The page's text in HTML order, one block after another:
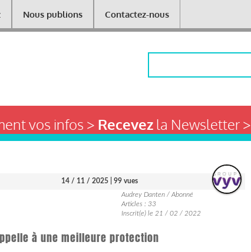
Nous publions Contactez-nous
vos infos > Recevezla Newsletter >
14 / 11 / 2025 | 99 vues
Audrey Danten / Abonné
Articles : 33
Inscrit(e) le 21 / 02 / 2022
à une meilleure protection